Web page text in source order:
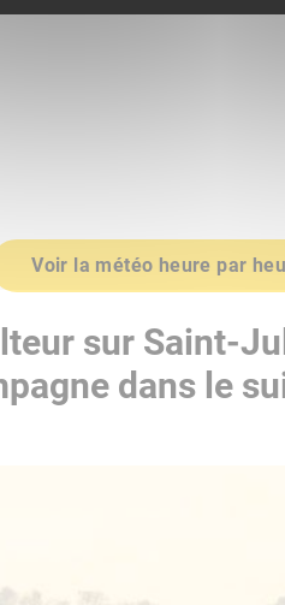
Voir la météo heure par
sur Saint-
dans le